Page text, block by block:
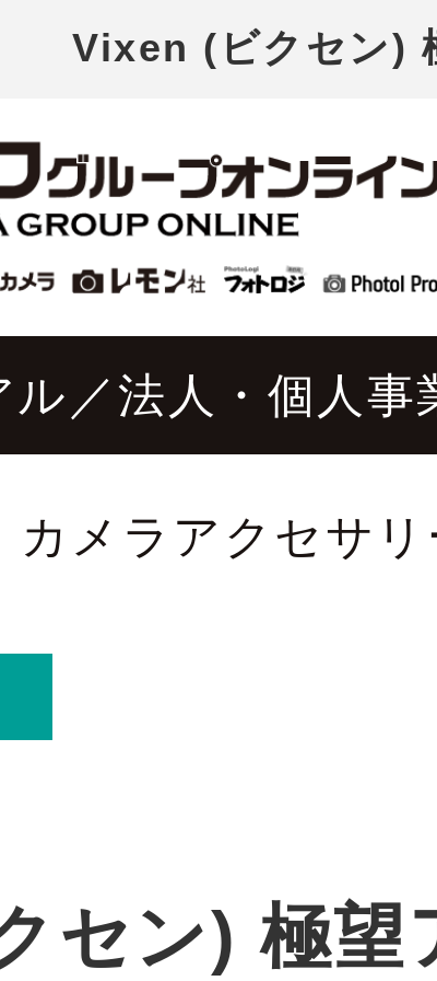
Vixen (ビクセン)
ル／法人・個人
カメラアクセサリ
セン) 極望